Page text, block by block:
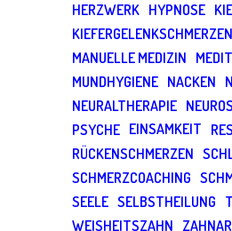
HERZWERK HYPNOSE
KIEFERGELENKSCHMERZEN
MANUELLE MEDIZIN
MUNDHYGIENE NACKEN
NEURALTHERAPIE
PSYCHE EINSAMKEIT
RÜCKENSCHMERZEN
SCHMERZCOACHING
SEELE SELBSTHEILUNG
WEISHEITSZAHN